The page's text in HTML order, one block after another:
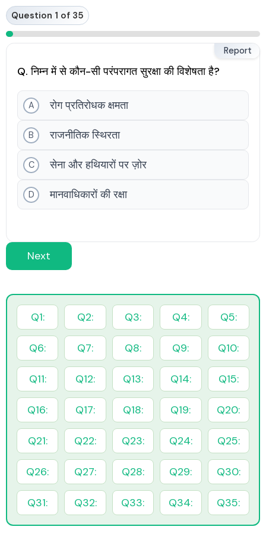
Skip
to
content
Question 1 of 35
Q. निम्न में से कौन-सी परंपरागत सुरक्षा की विशेषता है?
A रोग प्रतिरोधक क्षमता
B राजनीतिक स्थिरता
C सेना और हथियारों पर ज़ोर
D मानवाधिकारों की रक्षा
Report
Next
Q1: Q2: Q3: Q4: Q5:
Q6: Q7: Q8: Q9: Q10:
Q11: Q12: Q13: Q14: Q15:
Q16: Q17: Q18: Q19: Q20:
Q21: Q22: Q23: Q24: Q25:
Q26: Q27: Q28: Q29: Q30:
Q31: Q32: Q33: Q34: Q35: